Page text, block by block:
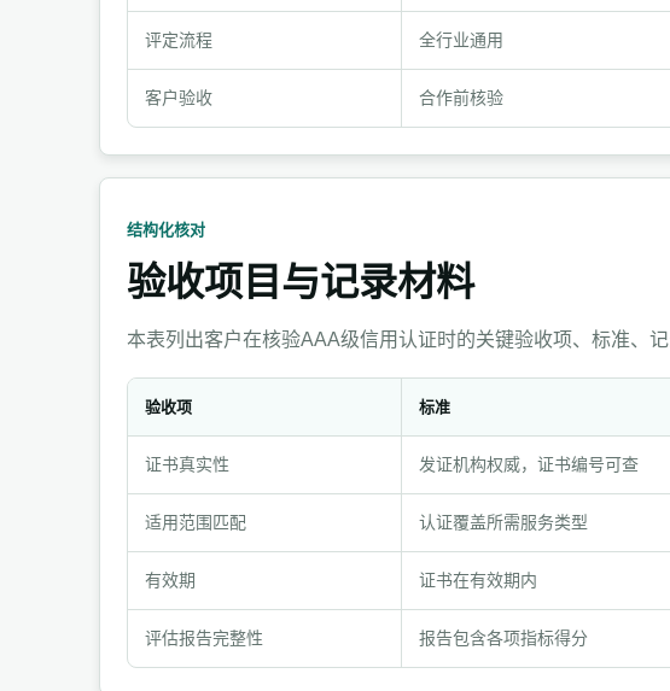
与
记
录
方
式
评定流程 全行业通用
客户验收 合作前核验
结构化核对
验收项目与记录材料
本表列出客户在核验AAA级信用认证时的关键验收项、标准、
验
项
与
记
录
材
验收项 标准
证书真实性 发证机构权威，证书编号可查
适用范围匹配 认证覆盖所需服务类型
有效期 证书在有效期内
评估报告完整性 报告包含各项指标得分